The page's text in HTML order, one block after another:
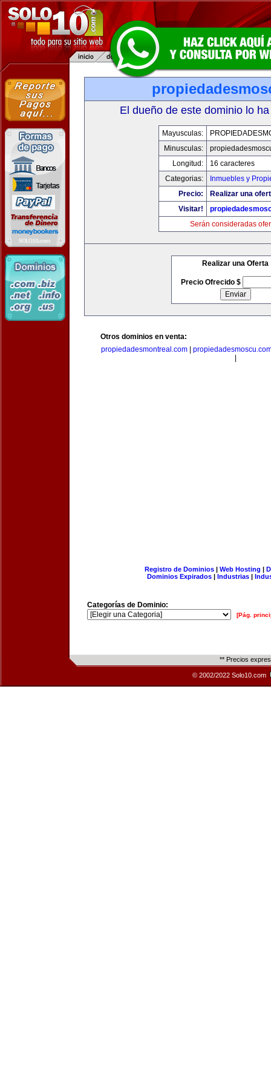
El dueño de este dominio lo
Mayusculas:
Minusculas:
Longitud:
16 caracteres
Categorias:
Inmuebles y
Precio:
Realizar una
Visitar!
Serán consideradas
Realizar una Oferta
Precio Ofrecido $
Otros dominios en venta:
propiedadesmontreal.com
Registro de Dominios| Web Hosting |
Dominios Expirados | Industrias |
Categorías de Dominio:
[Pág.
** Precios
© 2002/2022 Solo10.com